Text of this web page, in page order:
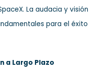
La audacia y visión
para el éxito
a Largo Plazo